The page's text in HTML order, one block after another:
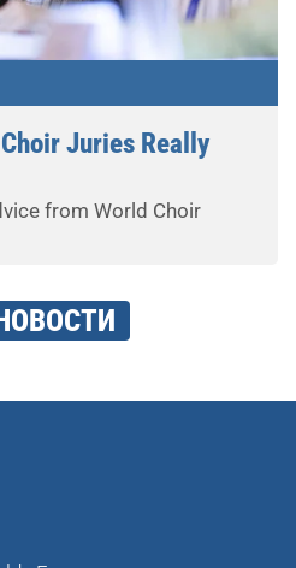
Juries Really
from World Choir